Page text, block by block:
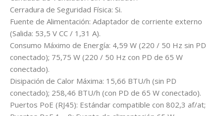
Cerradura de Seguridad Física: Si.
Fuente de Alimentación: Adaptador de corriente externo
(Salida: 53,5 V CC / 1,31 A).
Consumo Máximo de Energía: 4,59 W (220 / 50 Hz sin PD
conectado); 75,75 W (220 / 50 Hz con PD de 65 W
conectado).
Disipación de Calor Máxima: 15,66 BTU/h (sin PD
conectado); 258,46 BTU/h (con PD de 65 W conectado).
Puertos PoE (RJ45): Estándar compatible con 802,3 af/at;